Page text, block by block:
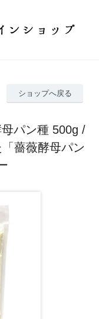
ショップへ戻る
母パン種 500g /
薔薇酵母パン